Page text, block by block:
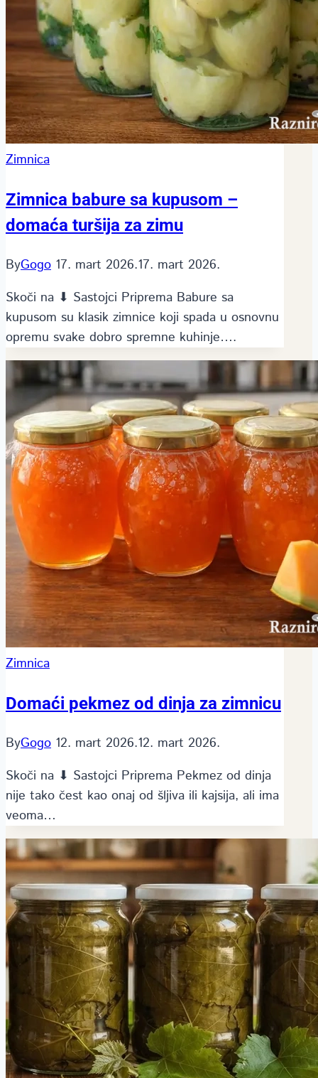
Zimnica
Zimnica babure sa kupusom –
domaća turšija za zimu
ByGogo 17. mart 2026.17. mart 2026.
Skoči na ⬇ Sastojci Priprema Babure sa
kupusom su klasik zimnice koji spada u osnovnu
opremu svake dobro spremne kuhinje….
Zimnica
Domaći pekmez od dinja za zimnicu
ByGogo 12. mart 2026.12. mart 2026.
Skoči na ⬇ Sastojci Priprema Pekmez od dinja
nije tako čest kao onaj od šljiva ili kajsija, ali ima
veoma…